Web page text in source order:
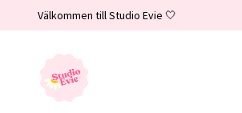
Välkommen till Studio Evie 🤍